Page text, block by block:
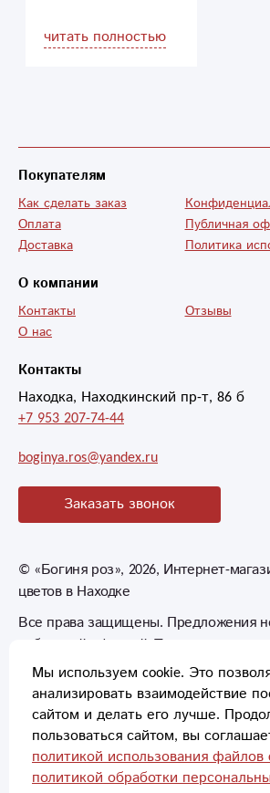
быстрая доставка
буду заказывать
читать полностью
Контакты
Находка, Находкинский пр-т, 86 б
+7 953 207-74-44
boginya.ros@yandex.ru
Заказать звонок
Покупателям
Как сделать заказ
Оплата
Доставка
Публичная
Политика
О компании
Контакты
О нас
Отзывы
© «Богиня роз», 2026, Интернет-
цветов в Находке
Все права защищены. Предложения
публичной офертой. Товары могут
отличаться от фотографий.
Способы оплаты
Мы используем cookie. Это
анализировать взаимодействие
сайтом и делать его лучше.
пользоваться сайтом, вы
политикой использования файлов
политикой обработки